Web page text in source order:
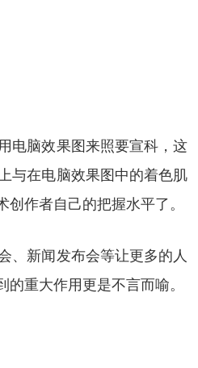
电脑效果图来照要宣科，这
与在电脑效果图中的着色肌
作者自己的把握水平了。
、新闻发布会等让更多的人
重大作用更是不言而喻。